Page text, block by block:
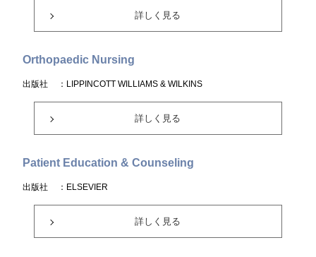
詳しく見る
Orthopaedic Nursing
出版社 ：LIPPINCOTT WILLIAMS & WILKINS
詳しく見る
Patient Education & Counseling
出版社 ：ELSEVIER
詳しく見る